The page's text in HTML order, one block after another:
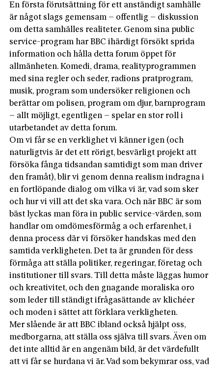
En första förutsättning för ett anständigt samhälle
är något slags gemensam – offentlig – diskussion
om detta samhälles realiteter. Genom sina public
service-program har BBC ihärdigt försökt sprida
information och hålla detta forum öppet för
allmänheten. Komedi, drama, realityprogrammen
med sina regler och seder, radions pratprogram,
musik, program som undersöker religionen och
berättar om polisen, program om djur, barnprogram
– allt möjligt, egentligen – spelar en stor roll i
utarbetandet av detta forum.
Om vi får se en verklighet vi känner igen (och
naturligtvis är det ett rörigt, besvärligt projekt att
försöka fånga tidsandan samtidigt som man driver
den framåt), blir vi genom denna realism indragna i
en fortlöpande dialog om vilka vi är, vad som sker
och hur vi vill att det ska vara. Och när BBC är som
bäst lyckas man föra in public service-värden, som
handlar om omdömesförmåg a och erfarenhet, i
denna process där vi försöker handskas med den
samtida verkligheten. Det ta är grunden för dess
förmåga att ställa politiker, regeringar, företag och
institutioner till svars. Till detta måste läggas humor
och kreativitet, och den gnagande moraliska oro
som leder till ständigt ifrågasättande av klichéer
och moden i sättet att förklara verkligheten.
Mer slående är att BBC ibland också hjälpt oss,
medborgarna, att ställa oss själva till svars. Även om
det inte alltid är en angenäm bild, är det värdefullt
att vi får se hurdana vi är. Vad som bekymrar oss, vad